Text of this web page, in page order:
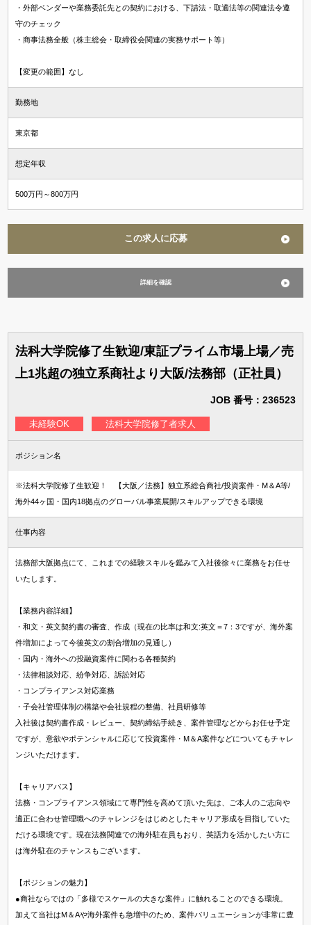
・外部ベンダーや業務委託先との契約における、下請法・取適法等の関連法令遵
守のチェック
・商事法務全般（株主総会・取締役会関連の実務サポート等）
【変更の範囲】なし
勤務地
東京都
想定年収
500万円～800万円
この求人に応募
詳細を確認
法科大学院修了生歓迎/東証プライム市場上場／売
上1兆超の独立系商社より大阪/法務部（正社員）
JOB 番号：236523
未経験OK 法科大学院修了者求人
ポジション名
※法科大学院修了生歓迎！ 【大阪／法務】独立系総合商社/投資案件・M＆A等/
海外44ヶ国・国内18拠点のグローバル事業展開/スキルアップできる環境
仕事内容
法務部大阪拠点にて、これまでの経験スキルを鑑みて入社後徐々に業務をお任せ
いたします。
【業務内容詳細】
・和文・英文契約書の審査、作成（現在の比率は和文:英文＝7：3ですが、海外案
件増加によって今後英文の割合増加の見通し）
・国内・海外への投融資案件に関わる各種契約
・法律相談対応、紛争対応、訴訟対応
・コンプライアンス対応業務
・⼦会社管理体制の構築や会社規程の整備、社員研修等
入社後は契約書作成・レビュー、契約締結手続き、案件管理などからお任せ予定
ですが、意欲やポテンシャルに応じて投資案件・M＆A案件などについてもチャレ
ンジいただけます。
【キャリアパス】
法務・コンプライアンス領域にて専門性を高めて頂いた先は、ご本人のご志向や
適正に合わせ管理職へのチャレンジをはじめとしたキャリア形成を目指していた
だける環境です。現在法務関連での海外駐在員もおり、英語力を活かしたい方に
は海外駐在のチャンスもございます。
【ポジションの魅力】
●商社ならではの「多様でスケールの大きな案件」に触れることのできる環境。
加えて当社はM＆Aや海外案件も急増中のため、案件バリュエーションが非常に豊